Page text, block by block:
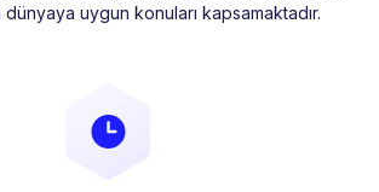
uygun konuları kapsamaktadır.